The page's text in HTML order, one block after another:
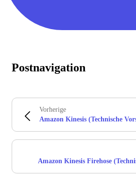
Postnavigation
Vorherige
Amazon Kinesis (Technische
Amazon Kinesis Firehose